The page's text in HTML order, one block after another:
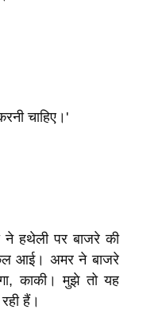
चाहिए।'
ने हथेली पर बाजरे की
आई। अमर ने बाजरे
काकी। मुझे तो यह
हैं।